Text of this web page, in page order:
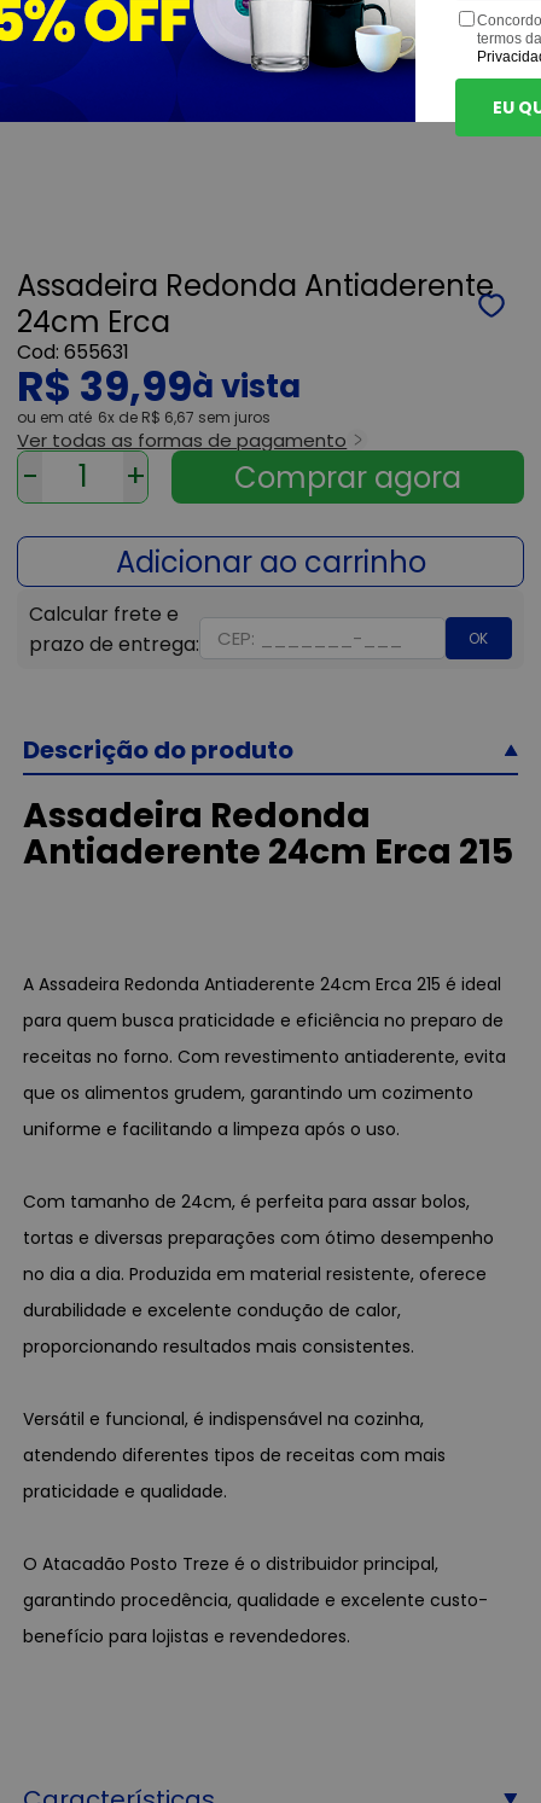
Assadeira Redonda Antiaderente
24cm Erca
655631
R$ 39,99
ou 6x de R$ 6,67 sem juros
Ver todas as formas de pagamento
- +
OK
Descrição do produto
Assadeira Redonda
Antiaderente 24cm Erca 215
A Assadeira Redonda Antiaderente 24cm Erca 215 é ideal
para quem busca praticidade e eficiência no preparo de
receitas no forno. Com revestimento antiaderente, evita
que os alimentos grudem, garantindo um cozimento
uniforme e facilitando a limpeza após o uso.
Com tamanho de 24cm, é perfeita para assar bolos,
tortas e diversas preparações com ótimo desempenho
no dia a dia. Produzida em material resistente, oferece
durabilidade e excelente condução de calor,
proporcionando resultados mais consistentes.
Versátil e funcional, é indispensável na cozinha,
atendendo diferentes tipos de receitas com mais
praticidade e qualidade.
O Atacadão Posto Treze é o distribuidor principal,
garantindo procedência, qualidade e excelente custo-
benefício para lojistas e revendedores.
termos
EU